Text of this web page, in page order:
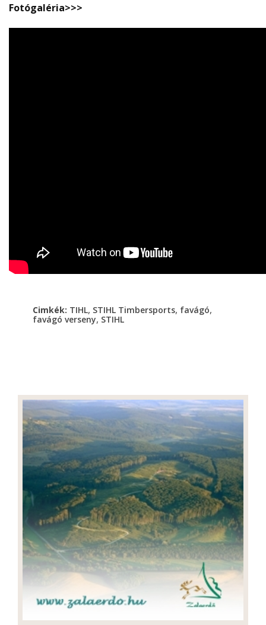
Fotógaléria>>>
Cimkék: TIHL, STIHL Timbersports, favágó,
favágó verseny, STIHL